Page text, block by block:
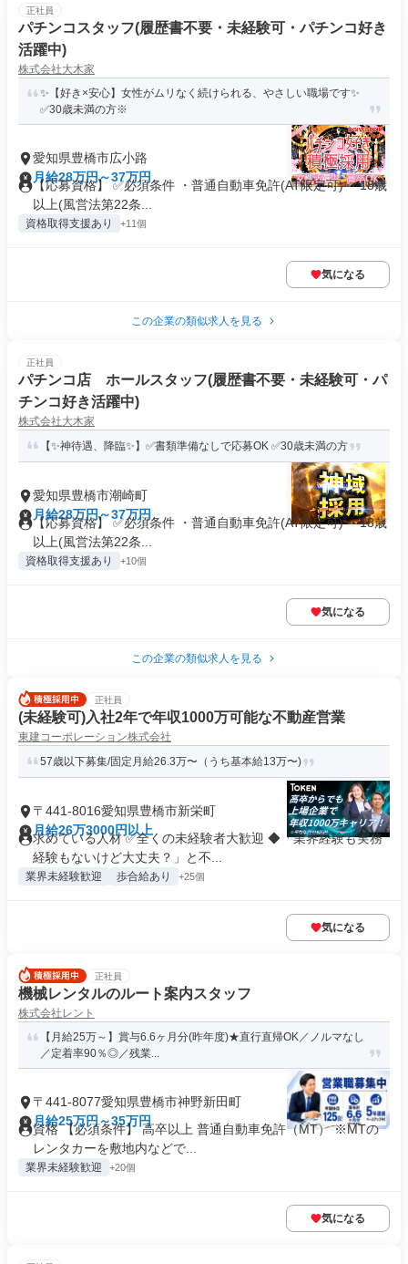
正社員
パチンコスタッフ(履歴書不要・未経験可・パチンコ好き
活躍中)
株式会社大木家
✨【好き×安心】女性がムリなく続けられる、やさしい職場です✨
✅30歳未満の方※
愛知県豊橋市広小路
月給28万円～37万円
【応募資格】 ✅必須条件 ・普通自動車免許(AT限定可) ・18歳
以上(風営法第22条...
資格取得支援あり +11個
気になる
この企業の類似求人を見る
正社員
パチンコ店 ホールスタッフ(履歴書不要・未経験可・パ
チンコ好き活躍中)
株式会社大木家
【✨️神待遇、降臨✨️】✅書類準備なしで応募OK ✅30歳未満の方
愛知県豊橋市潮崎町
月給28万円～37万円
【応募資格】 ✅必須条件 ・普通自動車免許(AT限定可) ・18歳
以上(風営法第22条...
資格取得支援あり +10個
気になる
この企業の類似求人を見る
正社員
(未経験可)入社2年で年収1000万可能な不動産営業
東建コーポレーション株式会社
57歳以下募集/固定月給26.3万〜（うち基本給13万〜)
〒441-8016愛知県豊橋市新栄町
月給26万3000円以上
求めている人材 ✅全くの未経験者大歓迎 ◆「業界経験も実務
経験もないけど大丈夫？」と不...
業界未経験歓迎 歩合給あり +25個
気になる
正社員
機械レンタルのルート案内スタッフ
株式会社レント
【月給25万～】賞与6.6ヶ月分(昨年度)★直行直帰OK／ノルマなし
／定着率90％◎／残業...
〒441-8077愛知県豊橋市神野新田町
月給25万円～35万円
資格 【必須条件】 高卒以上 普通自動車免許（MT） ※MTの
レンタカーを敷地内などで...
業界未経験歓迎 +20個
気になる